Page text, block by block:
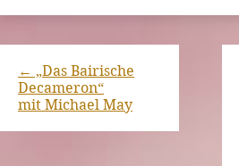
← „Das Bairische
Decameron“
mit Michael May